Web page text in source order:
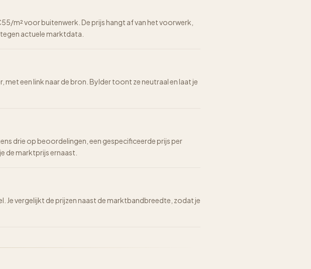
m² voor buitenwerk. De prijs hangt af van het voorwerk,
actuele marktdata.
een link naar de bron. Bylder toont ze neutraal en laat je
drie op beoordelingen, een gespecificeerde prijs per
de marktprijs ernaast.
Je vergelijkt de prijzen naast de marktbandbreedte, zodat je